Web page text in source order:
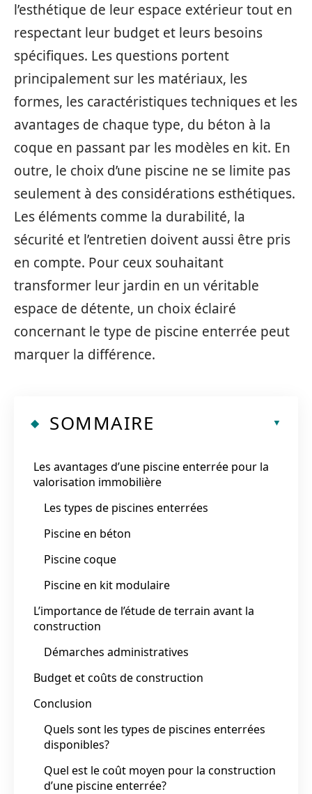
l’esthétique de leur espace extérieur tout en
respectant leur budget et leurs besoins
spécifiques. Les questions portent
principalement sur les matériaux, les
formes, les caractéristiques techniques et les
avantages de chaque type, du béton à la
coque en passant par les modèles en kit. En
outre, le choix d’une piscine ne se limite pas
seulement à des considérations esthétiques.
Les éléments comme la durabilité, la
sécurité et l’entretien doivent aussi être pris
en compte. Pour ceux souhaitant
transformer leur jardin en un véritable
espace de détente, un choix éclairé
concernant le type de piscine enterrée peut
marquer la différence.
SOMMAIRE
Les avantages d’une piscine enterrée pour la
valorisation immobilière
Les types de piscines enterrées
Piscine en béton
Piscine coque
Piscine en kit modulaire
L’importance de l’étude de terrain avant la
construction
Démarches administratives
Budget et coûts de construction
Conclusion
Quels sont les types de piscines enterrées
disponibles?
Quel est le coût moyen pour la construction
d’une piscine enterrée?